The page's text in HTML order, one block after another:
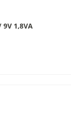
1,8VA